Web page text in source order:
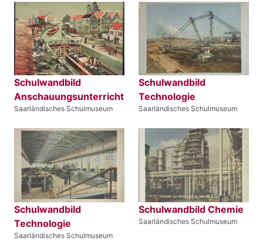
Schulwandbild
Anschauungsunterricht
Saarländisches Schulmuseum
Schulwandbild
Technologie
Saarländisches Schulmuseum
Schulwandbild
Technologie
Saarländisches Schulmuseum
Schulwandbild Chemie
Saarländisches Schulmuseum